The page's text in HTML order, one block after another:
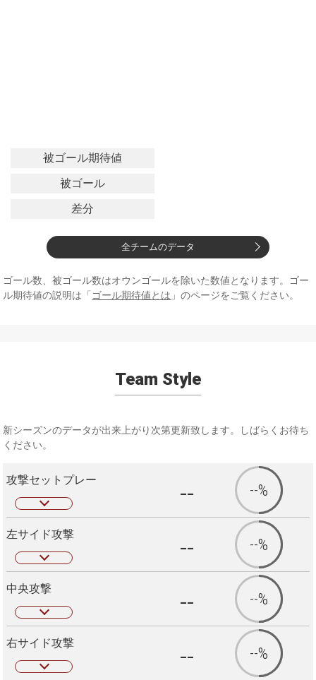
被ゴール期待値
被ゴール
差分
全チームのデータ
ゴール数、被ゴール数はオウンゴールを除いた数値となります。ゴー
ル期待値の説明は「 ゴール期待値とは 」のページをご覧ください。
Team Style
新シーズンのデータが出来上がり次第更新致します。しばらくお待ち
ください。
攻撃セットプレー -- --%
左サイド攻撃 -- --%
中央攻撃 -- --%
右サイド攻撃 -- --%